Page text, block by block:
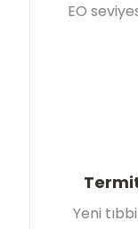
EO
Yeni